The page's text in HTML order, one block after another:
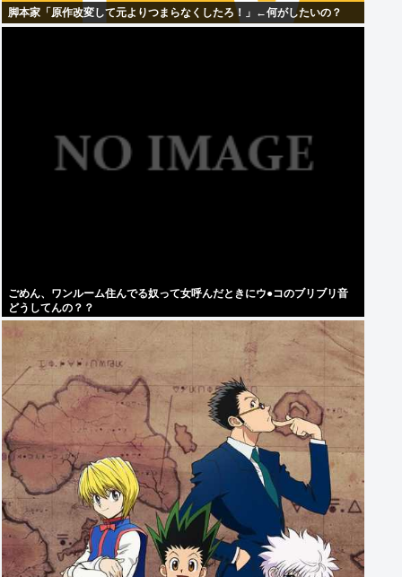
脚本家「原作改変して元よりつまらなくしたろ！」←何がしたいの？
ごめん、ワンルーム住んでる奴って女呼んだときにウ●コのブリブリ音
どうしてんの？？